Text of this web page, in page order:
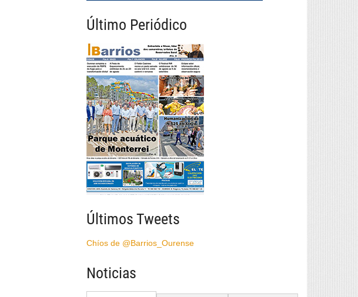
Último Periódico
Últimos Tweets
Chíos de @Barrios_Ourense
Noticias